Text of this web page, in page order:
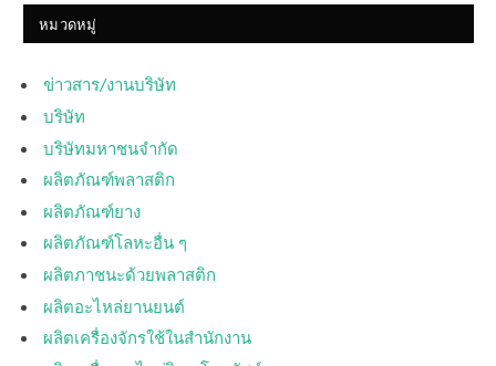
หมวดหมู่
ข่าวสาร/งานบริษัท
บริษัท
บริษัทมหาชนจำกัด
ผลิตภัณฑ์พลาสติก
ผลิตภัณฑ์ยาง
ผลิตภัณฑ์โลหะอื่น ๆ
ผลิตภาชนะด้วยพลาสติก
ผลิตอะไหล่ยานยนต์
ผลิตเครื่องจักรใช้ในสำนักงาน